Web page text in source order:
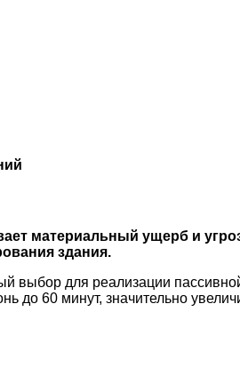
материальный ущерб и
здания.
для реализации пассивной
до 60 минут, значительно